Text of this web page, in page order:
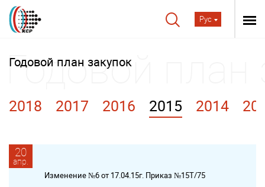
Рус
Годовой план закупок
2018 2017 2016 2015 2014
20
апр.
Изменение №6 от 17.04.15г. Приказ №15Т/75